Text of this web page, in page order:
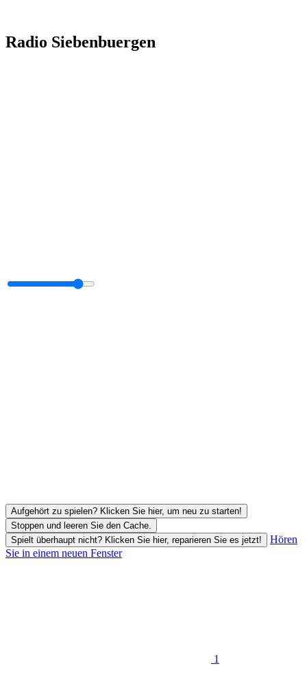
Radio Siebenbuergen
Aufgehört zu spielen? Klicken Sie hier, um neu zu starten!
Stoppen und leeren Sie den Cache.
Spielt überhaupt nicht? Klicken Sie hier, reparieren Sie es jetzt!
Hören
Sie in einem neuen Fenster
1